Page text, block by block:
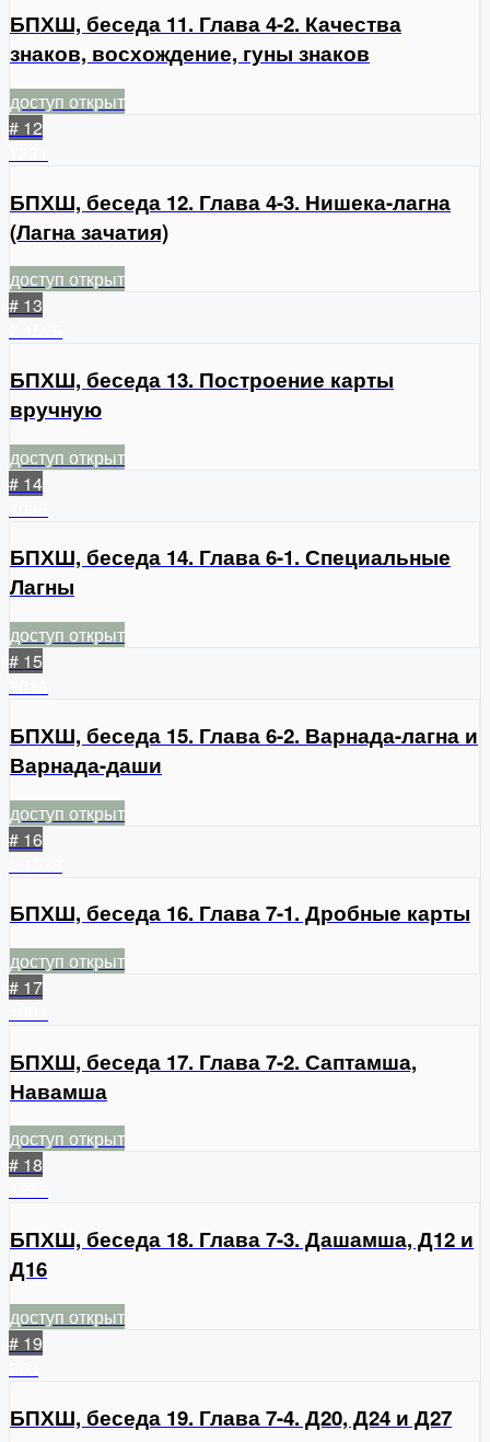
БПХШ, беседа 11. Глава 4-2. Качества
знаков, восхождение, гуны знаков
доступ открыт
# 12
БПХШ, беседа 12. Глава 4-3. Нишека-лагна
(Лагна зачатия)
доступ открыт
# 13
БПХШ, беседа 13. Построение карты
вручную
доступ открыт
# 14
БПХШ, беседа 14. Глава 6-1. Специальные
Лагны
доступ открыт
# 15
БПХШ, беседа 15. Глава 6-2. Варнада-лагна и
Варнада-даши
доступ открыт
# 16
БПХШ, беседа 16. Глава 7-1. Дробные карты
доступ открыт
# 17
БПХШ, беседа 17. Глава 7-2. Саптамша,
Навамша
доступ открыт
# 18
БПХШ, беседа 18. Глава 7-3. Дашамша, Д12 и
Д16
доступ открыт
# 19
БПХШ, беседа 19. Глава 7-4. Д20, Д24 и Д27